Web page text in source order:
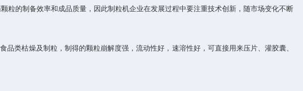
的制备效率和成品质量，因此制粒机企业在发展过程中要注重技术创新，随市场变化不断
枯燥及制粒，制得的颗粒崩解度强，流动性好，速溶性好，可直接用来压片、灌胶囊、